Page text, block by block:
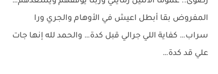
المفروض بقا أبطل اعيش في الأوهام والجري ورا
سراب… كفاية اللي جرالي قبل كدة… والحمد لله إنها جات
علي قد كدة…